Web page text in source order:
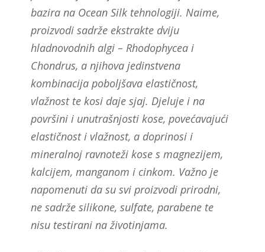
bazira na Ocean Silk tehnologiji. Naime,
proizvodi sadrže ekstrakte dviju
hladnovodnih algi – Rhodophycea i
Chondrus, a njihova jedinstvena
kombinacija poboljšava elastičnost,
vlažnost te kosi daje sjaj. Djeluje i na
površini i unutrašnjosti kose, povećavajući
elastičnost i vlažnost, a doprinosi i
mineralnoj ravnoteži kose s magnezijem,
kalcijem, manganom i cinkom. Važno je
napomenuti da su svi proizvodi prirodni,
ne sadrže silikone, sulfate, parabene te
nisu testirani na životinjama.